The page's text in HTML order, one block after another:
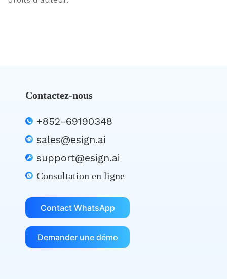
Contactez-nous
+852-69190348
sales@esign.ai
support@esign.ai
Consultation en ligne
Contact WhatsApp
Demander une démo